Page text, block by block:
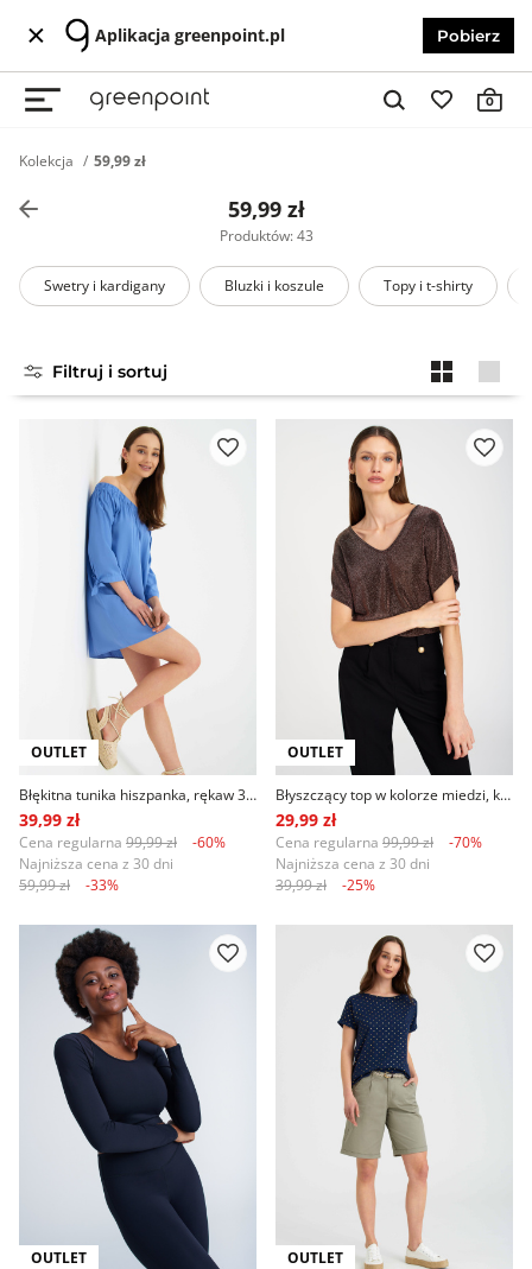
Aplikacja greenpoint.pl Pobierz
0
Kolekcja 59,99 zł
59,99 zł
Produktów: 43
Swetry i kardigany Bluzki i koszule Topy i t-shirty
Filtruj i sortuj
OUTLET
Błękitna tunika hiszpanka, rękaw 3/4
39,99 zł
Cena regularna 99,99 zł
-60%
Najniższa cena z 30 dni
59,99 zł
-33%
OUTLET
Błyszczący top w kolorze miedzi, krótki rękaw
29,99 zł
Cena regularna 99,99 zł
-70%
Najniższa cena z 30 dni
39,99 zł
-25%
OUTLET OUTLET